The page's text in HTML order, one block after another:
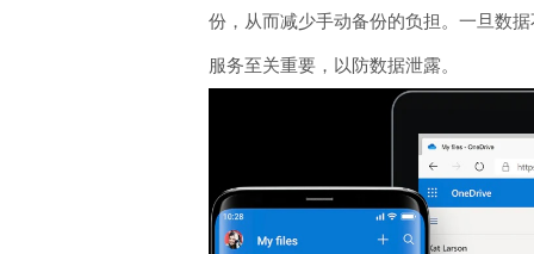
份，从而减少手动备份的负担。一旦数
服务至关重要，以防数据泄露。